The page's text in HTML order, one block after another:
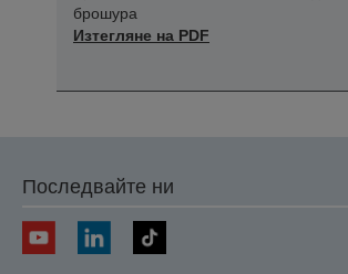
брошура
Изтегляне на PDF
Последвайте ни